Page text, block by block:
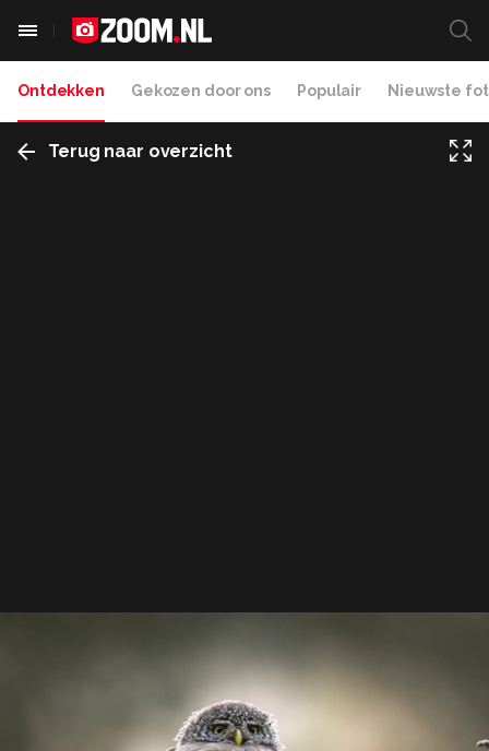
Ontdekken Gekozen door ons Populair Nieuwste
Terug naar overzicht